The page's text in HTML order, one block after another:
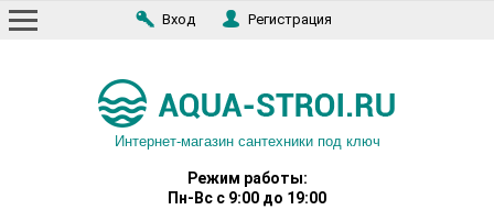
Вход Регистрация
Интернет-магазин сантехники под ключ
Режим работы:
Пн-Вс с 9:00 до 19:00